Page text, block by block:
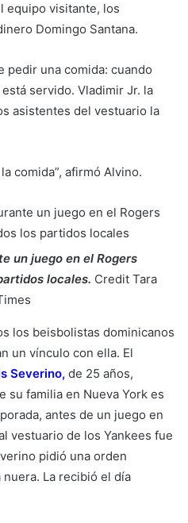
equipo visitante, los
Domingo Santana.
pedir una comida: cuando
servido. Vladimir Jr. la
asistentes del vestuario la
comida”, afirmó Alvino.
un juego en el Rogers
locales. Credit Tara
los beisbolistas dominicanos
un vínculo con ella. El
Severino, de 25 años,
su familia en Nueva York es
antes de un juego en
vestuario de los Yankees fue
pidió una orden
La recibió el día